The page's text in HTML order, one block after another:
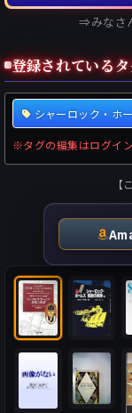
⇒みなさ
登録されている
シャーロック・ホ
※タグの編集はログイ
【